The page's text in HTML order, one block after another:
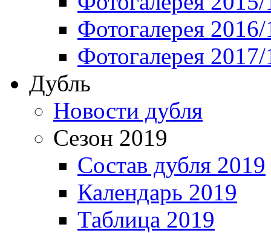
Фотогалерея
Фотогалерея
Дубль
Новости дубля
Сезон 2019
Состав дубля 2019
Календарь 2019
Таблица 2019